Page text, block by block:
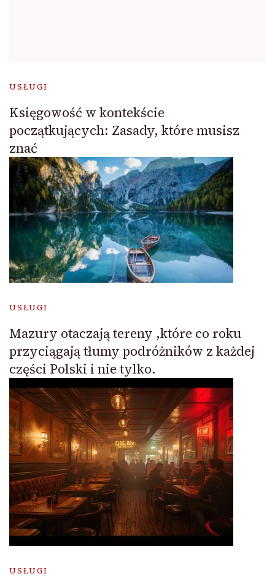
USŁUGI
Księgowość w kontekście
początkujących: Zasady, które musisz
znać
USŁUGI
Mazury otaczają tereny ,które co roku
przyciągają tłumy podróżników z każdej
części Polski i nie tylko.
USŁUGI